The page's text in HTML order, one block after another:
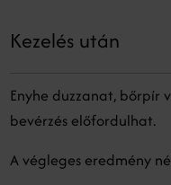
Kezelés után
Enyhe duzzanat, bőrpír
bevérzés előfordulhat.
A végleges eredmény